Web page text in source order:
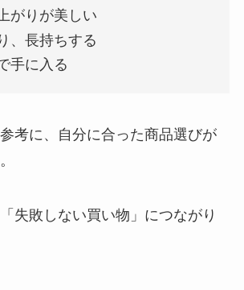
がりが美しい
、長持ちする
手に入る
考に、自分に合った商品選びが
失敗しない買い物」につながり